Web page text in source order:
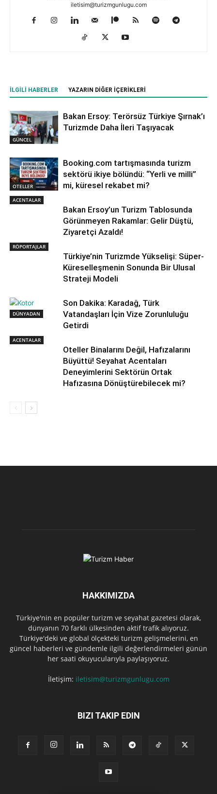
iletisim@turizmgunlugu.com
İLGILI HABERLER YAZARIN DIĞER İÇERIKLERI
GÜNCEL
Bakan Ersoy: Terörsüz Türkiye Şırnak’ı
Turizmde Daha İleri Taşıyacak
OTELLER
Booking.com tartışmasında turizm
sektörü ikiye bölündü: “Yerli ve milli”
mi, küresel rekabet mi?
ACENTALAR
Bakan Ersoy’un Turizm Tablosunda
Görünmeyen Rakamlar: Gelir Düştü,
Ziyaretçi Azaldı!
RÖPORTAJLAR
Türkiye’nin Turizmde Yükselişi: Süper-
Küreselleşmenin Sonunda Bir Ulusal
Strateji Modeli
DÜNYADAN
Son Dakika: Karadağ, Türk
Vatandaşları İçin Vize Zorunluluğu
Getirdi
ACENTALAR
Oteller Binalarını Değil, Hafızalarını
Büyüttü! Seyahat Acentaları
Deneyimlerini Sektörün Ortak
Hafızasına Dönüştürebilecek mi?
HAKKIMIZDA
Türkiye'nin en popüler turizm ve seyahat gazetesi olarak,
dünyanın 70 farklı ülkesinden aktif trafik alıyoruz.
Türkiye'deki ve global ölçekteki turizm gelişmelerini, en
güncel haberleri ve gündemle ilgili değerlendirmeleri günün
her saati okuyucularıyla paylaşıyoruz.
İletişim: iletisim@turizmgunlugu.com
BIZI TAKIP EDIN